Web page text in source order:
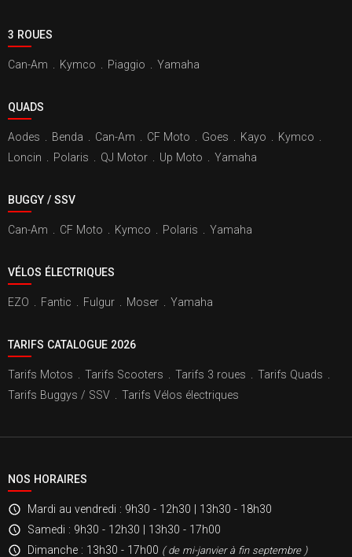
3 ROUES
Can-Am . Kymco . Piaggio . Yamaha
QUADS
Aodes . Benda . Can-Am . CF Moto . Goes . Kayo . Kymco .
Loncin . Polaris . QJ Motor . Up Moto . Yamaha
BUGGY / SSV
Can-Am . CF Moto . Kymco . Polaris . Yamaha
VÉLOS ÉLECTRIQUES
EZO . Fantic . Fulgur . Moser . Yamaha
TARIFS CATALOGUE 2026
Tarifs Motos . Tarifs Scooters . Tarifs 3 roues . Tarifs Quads .
Tarifs Buggys / SSV . Tarifs Vélos électriques
NOS HORAIRES
Mardi au vendredi : 9h30 - 12h30 | 13h30 - 18h30
Samedi : 9h30 - 12h30 | 13h30 - 17h00
Dimanche : 13h30 - 17h00 ( de mi-janvier à fin septembre )